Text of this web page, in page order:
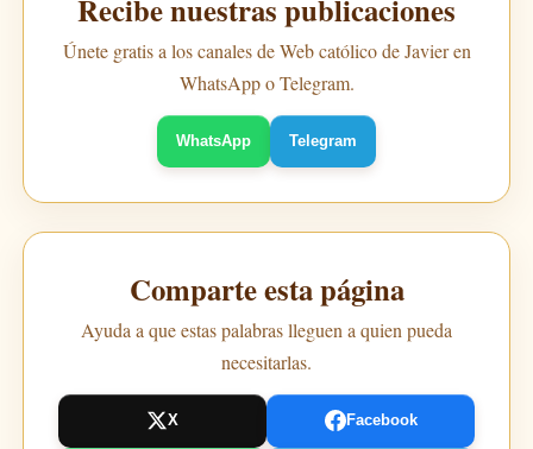
Recibe nuestras publicaciones
Únete gratis a los canales de Web católico de Javier en
WhatsApp o Telegram.
WhatsApp Telegram
Comparte esta página
Ayuda a que estas palabras lleguen a quien pueda
necesitarlas.
X Facebook